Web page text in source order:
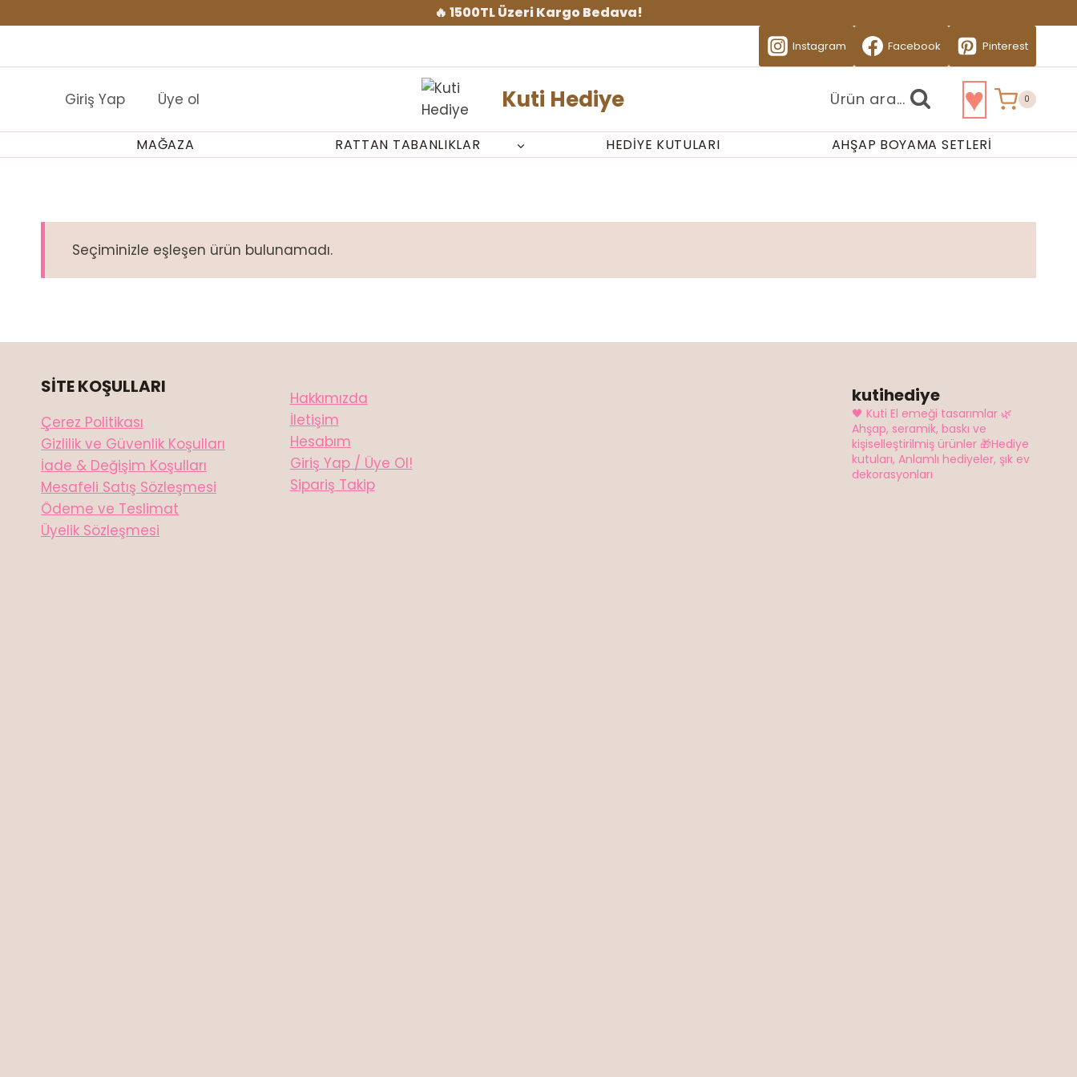
geç
🔥 1500TL Üzeri Kargo Bedava!
Instagram Facebook Pinterest
Giriş Yap Üye ol Kuti Hediye Ürün ara... ♥ 0
MAĞAZA RATTAN TABANLIKLAR HEDIYE KUTULARI AHŞAP BOYAMA SETLERI
Seçiminizle eşleşen ürün bulunamadı.
SİTE KOŞULLARI
Çerez Politikası
Gizlilik ve Güvenlik Koşulları
İade & Değişim Koşulları
Mesafeli Satış Sözleşmesi
Ödeme ve Teslimat
Üyelik Sözleşmesi
Hakkımızda
İletişim
Hesabım
Giriş Yap / Üye Ol!
Sipariş Takip
kutihediye
🖤 Kuti El emeği tasarımlar🌿
Ahşap, seramik, baskı ve
kişiselleştirilmiş ürünler🎁Hediye
kutuları, Anlamlı hediyeler, şık ev
dekorasyonları